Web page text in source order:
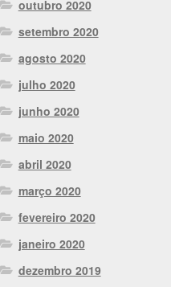
outubro 2020
setembro 2020
agosto 2020
julho 2020
junho 2020
maio 2020
abril 2020
março 2020
fevereiro 2020
janeiro 2020
dezembro 2019